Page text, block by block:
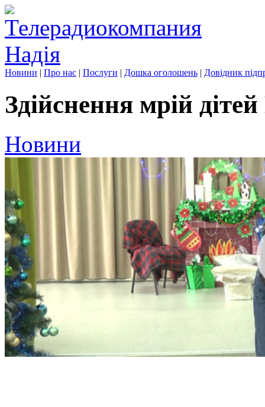
Новини | Про нас | Послуги | Дошка оголошень | Довідник
Здійснення мрій
Новини